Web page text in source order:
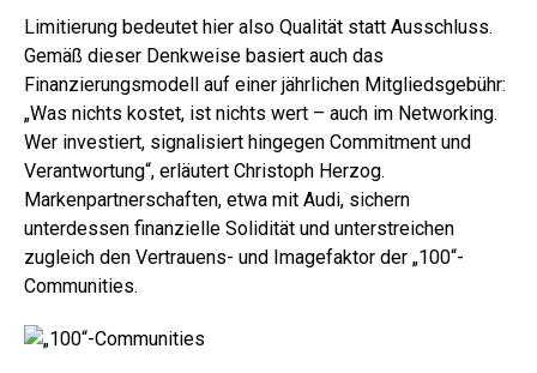
Limitierung bedeutet hier also Qualität statt Ausschluss.
Gemäß dieser Denkweise basiert auch das
Finanzierungsmodell auf einer jährlichen Mitgliedsgebühr:
„Was nichts kostet, ist nichts wert – auch im Networking.
Wer investiert, signalisiert hingegen Commitment und
Verantwortung“, erläutert Christoph Herzog.
Markenpartnerschaften, etwa mit Audi, sichern
unterdessen finanzielle Solidität und unterstreichen
zugleich den Vertrauens- und Imagefaktor der „100“-
Communities.